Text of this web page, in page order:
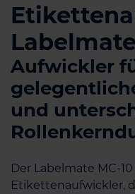
Labelmate
Aufwickler
und
Der Labelmate MC-
Etikettenaufwickler,